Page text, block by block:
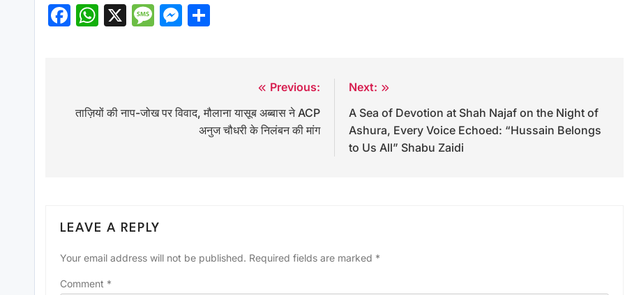
Facebook
WhatsApp
X Message
Messenger
navigation
Previous:
ताज़ियों की नाप-जोख पर विवाद, मौलाना यासूब अब्बास ने ACP
अनुज चौधरी के निलंबन की मांग
Next:
A Sea of Devotion at Shah Najaf on the Night of
Ashura, Every Voice Echoed: “Hussain Belongs
to Us All” Shabu Zaidi
LEAVE A REPLY
Your email address will not be published. Required fields are marked *
Comment *